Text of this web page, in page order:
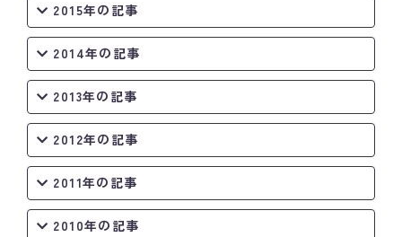
2015年の記事
2014年の記事
2013年の記事
2012年の記事
2011年の記事
2010年の記事